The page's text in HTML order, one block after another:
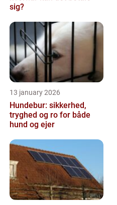
sig?
13 january 2026
Hundebur: sikkerhed,
tryghed og ro for både
hund og ejer